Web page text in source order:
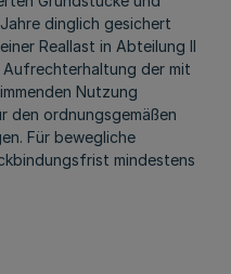
dinglich gesichert
Reallast in Abteilung II
der mit
Nutzung
den ordnungsgemäßen
Für bewegliche
mindestens